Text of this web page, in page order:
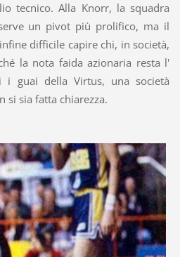
tecnico. Alla Knorr, la squadra
un pivot più prolifico, ma il
difficile capire chi, in società,
la nota faida azionaria resta l'
guai della Virtus, una società
si sia fatta chiarezza.